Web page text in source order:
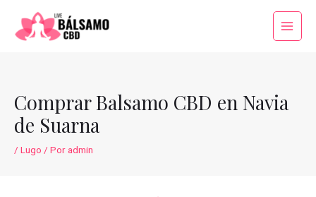
contenido
Main
Comprar Balsamo CBD en Navia
de Suarna
/ Lugo / Poradmin